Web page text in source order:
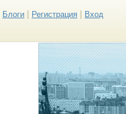
Блоги Регистрация Вход